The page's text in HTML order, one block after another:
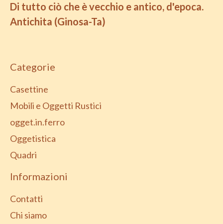
Di tutto ciò che è vecchio e antico, d'epoca.
Antichita (Ginosa-Ta)
Categorie
Casettine
Mobili e Oggetti Rustici
ogget.in.ferro
Oggetistica
Quadri
Informazioni
Contatti
Chi siamo